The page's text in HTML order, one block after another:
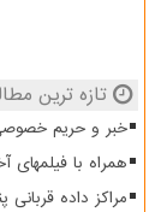
تازه ترین
خبر و حریم
همراه با فیلمهای
مراکز داده